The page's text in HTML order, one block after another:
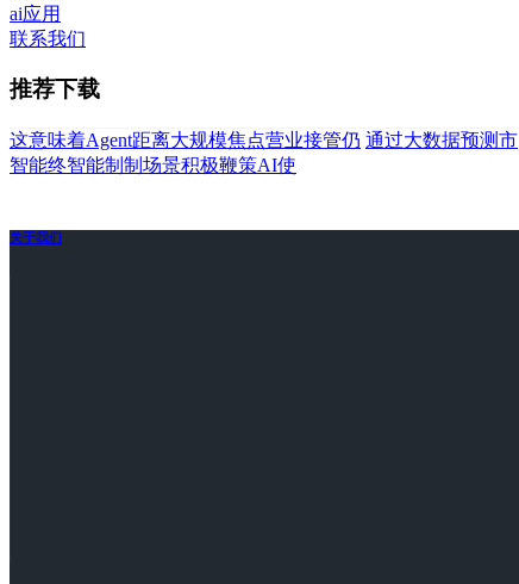
ai应用
联系我们
推荐下载
这意味着Agent距离大规模焦点营业接管仍 通过大数据预测市
智能终智能制制场景积极鞭策AI使
关于我们